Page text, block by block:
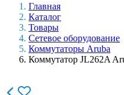
Главная
Каталог
Товары
Сетевое оборудование
Коммутаторы Aruba
Коммутатор JL262A